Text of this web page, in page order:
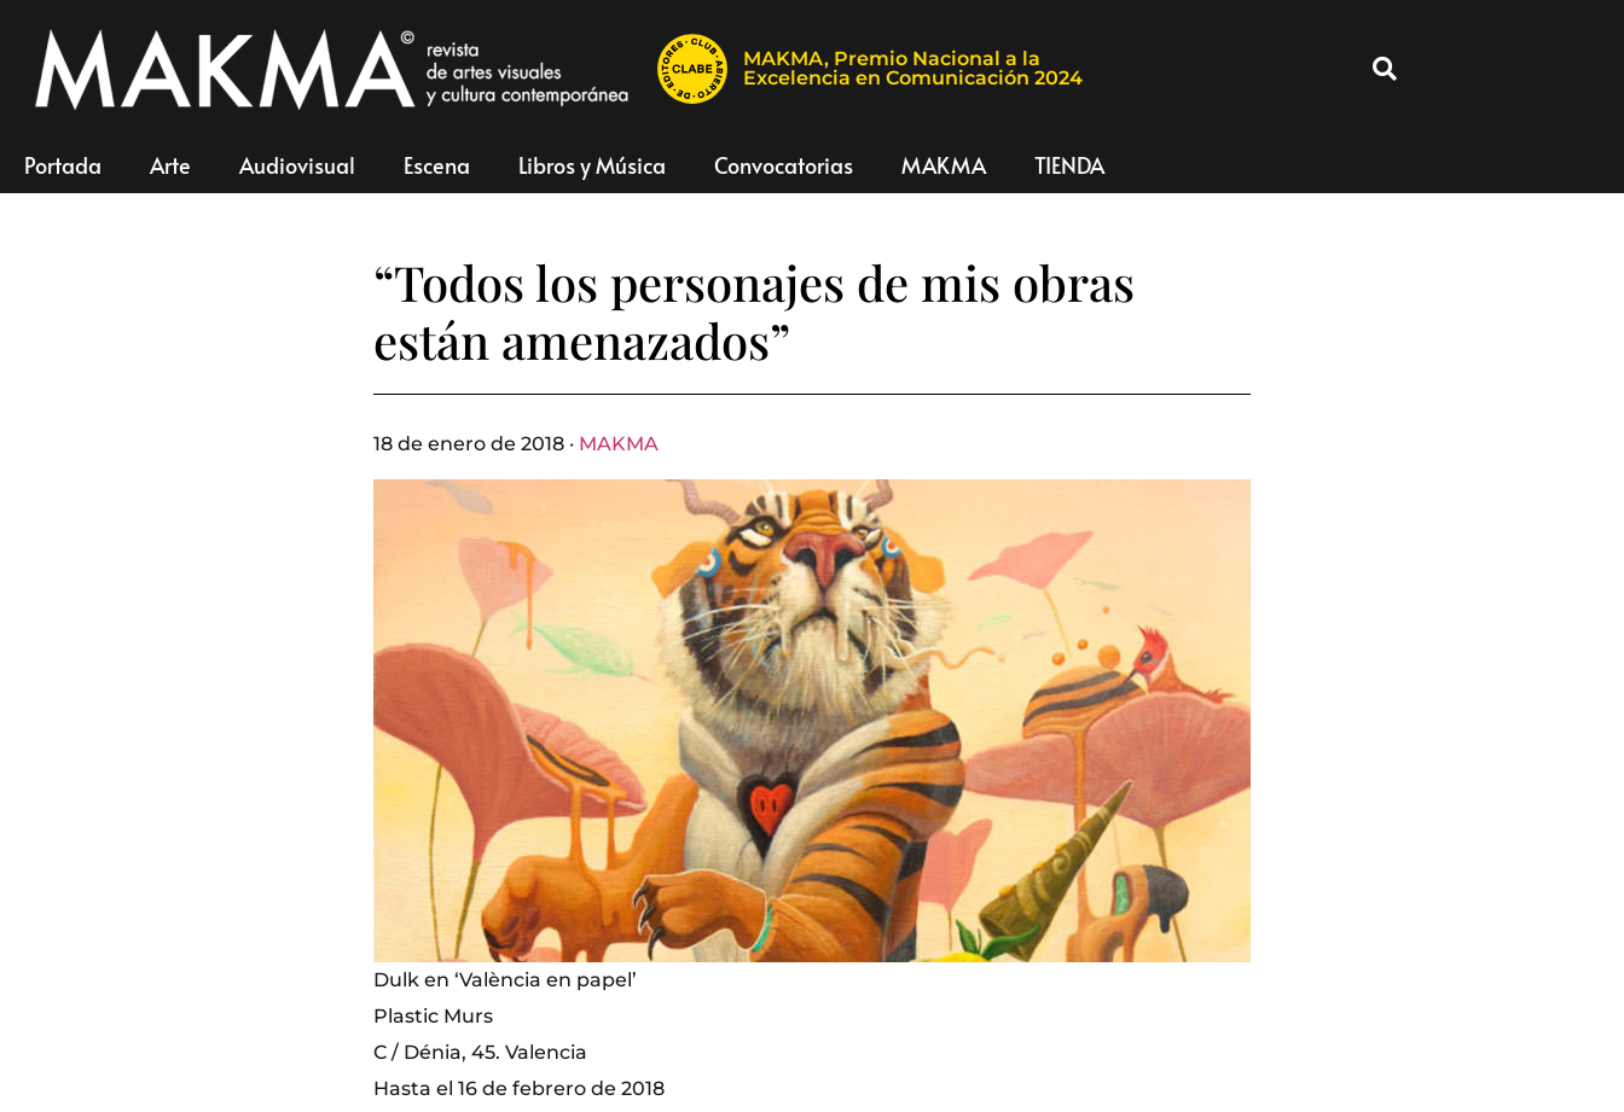
MAKMA, Premio Nacional a la
Excelencia en Comunicación 2024
Portada Arte Audiovisual Escena Libros y Música Convocatorias MAKMA TIENDA
“Todos los personajes de mis obras
están amenazados”
18 de enero de 2018 · MAKMA
Dulk en ‘València en papel’
Plastic Murs
C / Dénia, 45. Valencia
Hasta el 16 de febrero de 2018